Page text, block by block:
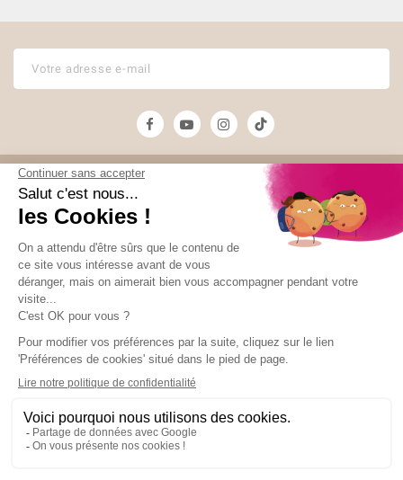
Unami
Thé
Contactez-nous
Nos boutiques
Commander
Livraison
Paiement sécurisé
Marchand approuvé par la Société des Avis Garantis,